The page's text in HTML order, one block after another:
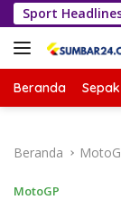
Langsung
ke
konten
Sport
ke Final
Beranda
Beranda
MotoGP